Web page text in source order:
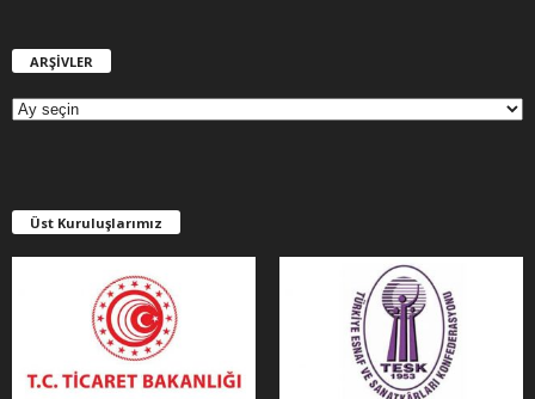
ARŞİVLER
E
R
Üst Kuruluşlarımız